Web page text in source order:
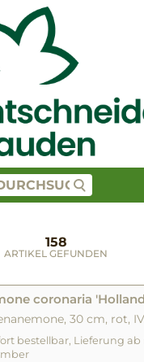
158
ARTIKEL GEFUNDEN
coronaria
30 cm, rot,
bestellbar, Lieferung ab